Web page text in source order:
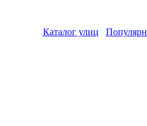
Каталог улиц